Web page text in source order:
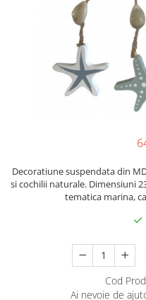
Barci, vapoare, ambarcatiuni
Decoratiuni care se agata
Decoratiune suspendata din
si cochilii naturale. Dimensiuni
tematica marina,
Cod
Ai nevoie de